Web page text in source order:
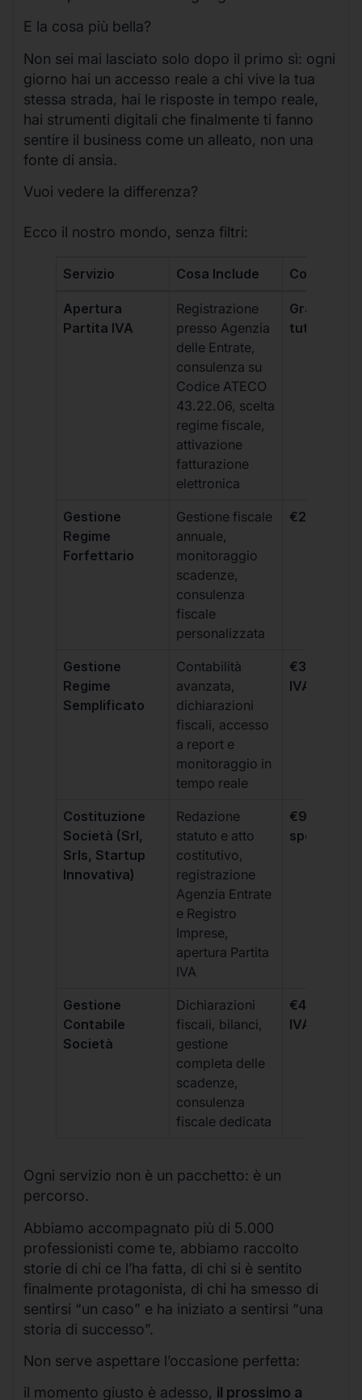
E la cosa più bella?
Non sei mai lasciato solo dopo il primo sì: ogni
giorno hai un accesso reale a chi vive la tua
stessa strada, hai le risposte in tempo reale,
hai strumenti digitali che finalmente ti fanno
sentire il business come un alleato, non una
fonte di ansia.
Vuoi vedere la differenza?
Ecco il nostro mondo, senza filtri:
Servizio Cosa Include Costo
Apertura
Partita IVA
Registrazione
presso Agenzia
delle Entrate,
consulenza su
Codice ATECO
43.22.06, scelta
regime fiscale,
attivazione
fatturazione
elettronica
Gratis,
tutti i piani
Gestione
Regime
Forfettario
Gestione fiscale
annuale,
monitoraggio
scadenze,
consulenza
fiscale
personalizzata
€264 +
Gestione
Regime
Semplificato
Contabilità
avanzata,
dichiarazioni
fiscali, accesso
a report e
monitoraggio in
tempo reale
€333 +
IVA/
Costituzione
Società (Srl,
Srls, Startup
Innovativa)
Redazione
statuto e atto
costitutivo,
registrazione
Agenzia Entrate
e Registro
Imprese,
apertura Partita
IVA
€99 + IVA
spese
Gestione
Contabile
Società
Dichiarazioni
fiscali, bilanci,
gestione
completa delle
scadenze,
consulenza
fiscale dedicata
€499 +
IVA/
Ogni servizio non è un pacchetto: è un
percorso.
Abbiamo accompagnato più di 5.000
professionisti come te, abbiamo raccolto
storie di chi ce l’ha fatta, di chi si è sentito
finalmente protagonista, di chi ha smesso di
sentirsi “un caso” e ha iniziato a sentirsi “una
storia di successo”.
Non serve aspettare l’occasione perfetta:
il momento giusto è adesso, il prossimo a